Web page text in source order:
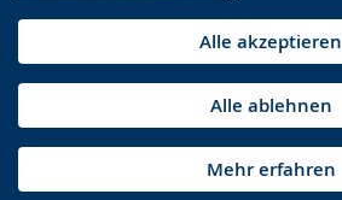
Alle akzeptieren
Alle ablehnen
Mehr erfahren